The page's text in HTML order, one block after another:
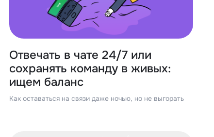
Отвечать в чате 24/7 или
сохранять команду в живых:
ищем баланс
Как оставаться на связи даже ночью, но не выгорать